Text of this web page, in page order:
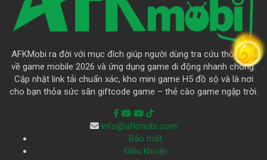
AFKMobi ra đời với mục đích giúp người dùng tra cứu thông tin
về game mobile 2026 và ứng dụng game di động nhanh chóng.
Cập nhật link tải chuẩn xác, kho mini game H5 đồ sộ và là nơi
cho bạn thỏa sức săn giftcode game – thẻ cào game ngập trời.
info@afkmobi.com
Bảo mật
Điều khoản